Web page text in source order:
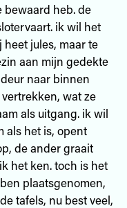
heb. de
ik wil het
jules, maar te
aan mijn gedekte
naar binnen
wat ze
als uitgang. ik wil
als het is, opent
de ander graait
het ken. toch is het
plaatsgenomen,
tafels, nu best veel,